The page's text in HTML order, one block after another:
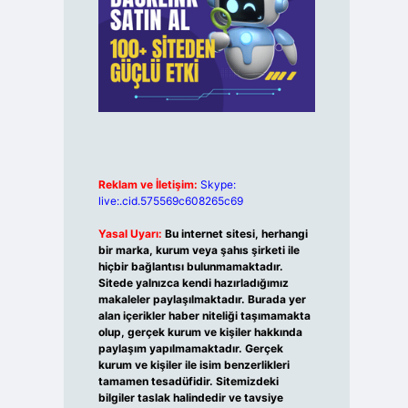
Reklam ve İletişim: Skype:
live:.cid.575569c608265c69
Yasal Uyarı: Bu internet sitesi, herhangi
bir marka, kurum veya şahıs şirketi ile
hiçbir bağlantısı bulunmamaktadır.
Sitede yalnızca kendi hazırladığımız
makaleler paylaşılmaktadır. Burada yer
alan içerikler haber niteliği taşımamakta
olup, gerçek kurum ve kişiler hakkında
paylaşım yapılmamaktadır. Gerçek
kurum ve kişiler ile isim benzerlikleri
tamamen tesadüfidir. Sitemizdeki
bilgiler taslak halindedir ve tavsiye